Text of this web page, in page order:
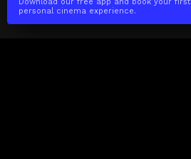
personal cinema experience.